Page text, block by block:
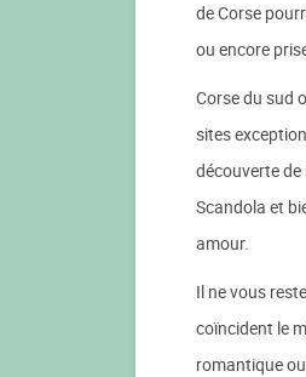
de Corse
ou encore
Corse du sud
sites
découverte de
Scandola et
amour.
Il ne vous
coïncident le
romantique